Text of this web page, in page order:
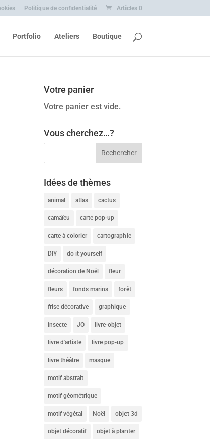
Politique de confidentialité Articles 0
Portfolio Ateliers Boutique
Votre panier
Votre panier est vide.
Vous cherchez…?
Idées de thèmes
animal atlas cactus
camaïeu carte pop-up
carte à colorier cartographie
DIY do it yourself
décoration de Noël fleur
fleurs fonds marins forêt
frise décorative graphique
insecte JO livre-objet
livre d'artiste livre pop-up
livre théâtre masque
motif abstrait
motif géométrique
motif végétal Noël objet 3d
objet décoratif objet à planter